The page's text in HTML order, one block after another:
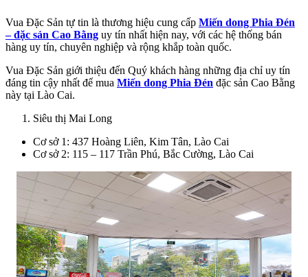
Vua Đặc Sản tự tin là thương hiệu cung cấp Miến dong Phia Đén
– đặc sản Cao Bằng uy tín nhất hiện nay, với các hệ thống bán
hàng uy tín, chuyên nghiệp và rộng khắp toàn quốc.
Vua Đặc Sản giới thiệu đến Quý khách hàng những địa chỉ uy tín
đáng tin cậy nhất để mua Miến dong Phia Đén đặc sản Cao Bằng
này tại Lào Cai.
Siêu thị Mai Long
Cơ sở 1: 437 Hoàng Liên, Kim Tân, Lào Cai
Cơ sở 2: 115 – 117 Trần Phú, Bắc Cường, Lào Cai